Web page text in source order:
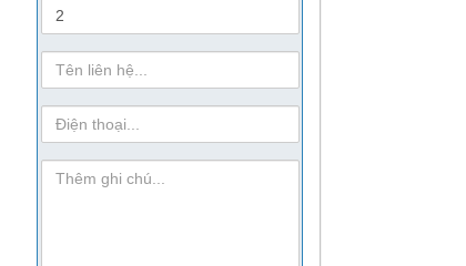
Họ
Tên
sdt
ghi-